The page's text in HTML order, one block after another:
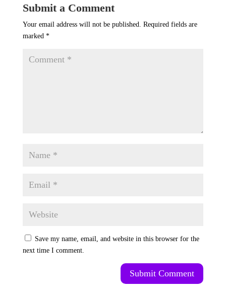
Submit a Comment
Your email address will not be published.
Required fields are
marked *
Save my name, email, and website in this browser for the
next time I comment.
Submit Comment